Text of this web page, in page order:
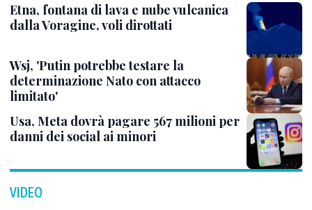
Etna, fontana di lava e nube vulcanica
dalla Voragine, voli dirottati
Wsj, 'Putin potrebbe testare la
determinazione Nato con attacco
limitato'
Usa, Meta dovrà pagare 567 milioni per
danni dei social ai minori
VIDEO